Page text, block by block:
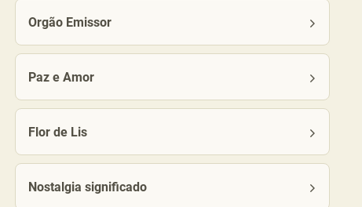
Orgão Emissor
Paz e Amor
Flor de Lis
Nostalgia significado